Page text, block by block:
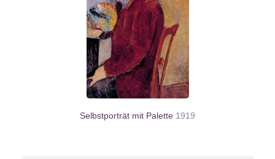
Selbstporträt mit Palette 1919